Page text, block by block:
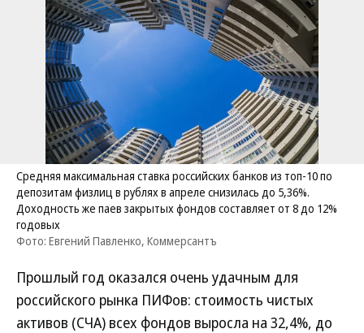
Средняя максимальная ставка российских банков из топ-10 по
депозитам физлиц в рублях в апреле снизилась до 5,36%.
Доходность же паев закрытых фондов составляет от 8 до 12%
годовых
Фото: Евгений Павленко, Коммерсантъ
Прошлый год оказался очень удачным для
российского рынка ПИФов: стоимость чистых
активов (СЧА) всех фондов выросла на 32,4%, до